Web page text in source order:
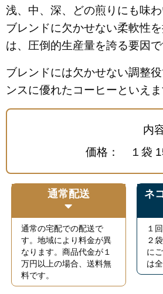
浅、中、深、どの煎りにも味
ブレンドに欠かせない柔軟性
は、圧倒的生産量を誇る要因で
ブレンドには欠かせない調整
ンスに優れたコーヒーといえま
内
価格： １袋
通常配送
通常の宅配での配送で
す。地域により料金が異
なります。商品代金が１
万円以上の場合、送料無
料です。
ネ
１
２
に
は